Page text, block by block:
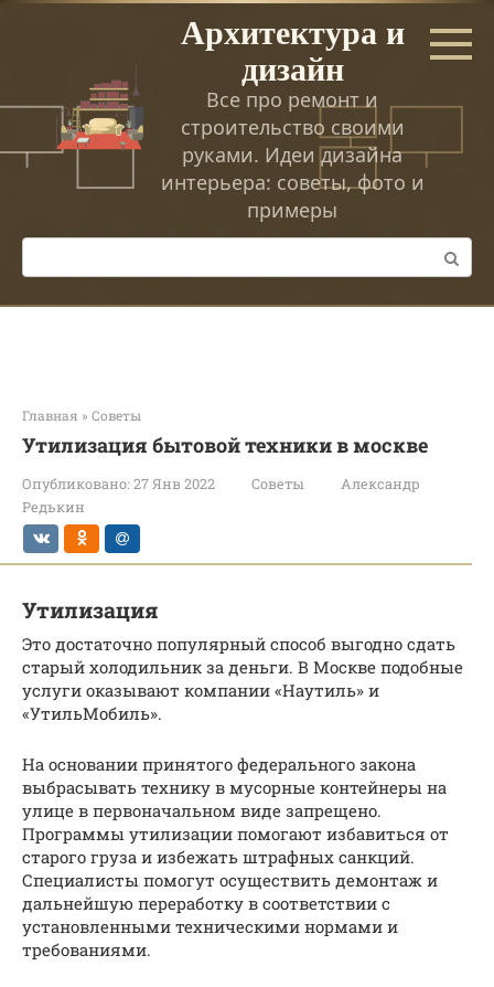
Перейти
Архитектура и
дизайн
Все про ремонт и
строительство своими
руками. Идеи дизайна
интерьера: советы, фото и
примеры
Поиск:
Главная » Советы
Утилизация бытовой техники в москве
Опубликовано: 27 Янв 2022 Советы
Александр
Редькин
Утилизация
Это достаточно популярный способ выгодно сдать
старый холодильник за деньги. В Москве подобные
услуги оказывают компании «Наутиль» и
«УтильМобиль».
На основании принятого федерального закона
выбрасывать технику в мусорные контейнеры на
улице в первоначальном виде запрещено.
Программы утилизации помогают избавиться от
старого груза и избежать штрафных санкций.
Специалисты помогут осуществить демонтаж и
дальнейшую переработку в соответствии с
установленными техническими нормами и
требованиями.